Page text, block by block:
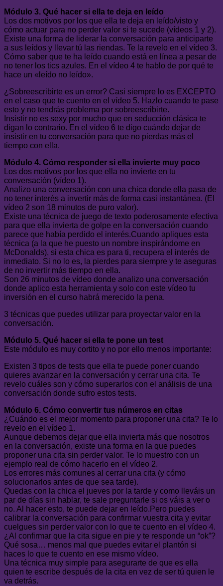
Módulo 3. Qué hacer si ella te deja en leído
Los dos motivos por los que ella te deja en leído/visto y
cómo actuar para no perder valor si te sucede (vídeos 1 y 2).
Existe una forma de liderar la conversación para anticiparte
a sus leídos y llevar tú las riendas. Te la revelo en el vídeo 3.
Cómo saber que te ha leído cuando está en línea a pesar de
no tener los tics azules. En el vídeo 4 te hablo de por qué te
hace un «leído no leído».
¿Sobreescribirte es un error? Casi siempre lo es EXCEPTO
en el caso que te cuento en el vídeo 5. Hazlo cuando te pase
esto y no tendrás problema por sobreescribirte.
Insistir no es sexy por mucho que en seducción clásica te
digan lo contrario. En el vídeo 6 te digo cuándo dejar de
insistir en tu conversación para que no pierdas más el
tiempo con ella.
Módulo 4. Cómo responder si ella invierte muy poco
Los dos motivos por los que ella no invierte en tu
conversación (vídeo 1).
Analizo una conversación con una chica donde ella pasa de
no tener interés a invertir más de forma casi instantánea. (El
vídeo 2 son 18 minutos de puro valor).
Existe una técnica de juego de texto poderosamente efectiva
para que ella invierta de golpe en la conversación cuando
parece que había perdido el interés.Cuando apliques esta
técnica (a la que he puesto un nombre inspirándome en
McDonalds), si esta chica es para ti, recupera el interés de
inmediato. Si no lo es, la pierdes para siempre y te aseguras
de no invertir más tiempo en ella.
Son 26 minutos de vídeo donde analizo una conversación
donde aplico esta herramienta y solo con este vídeo tu
inversión en el curso habrá merecido la pena.
3 técnicas que puedes utilizar para proyectar valor en la
conversación.
Módulo 5. Qué hacer si ella te pone un test
Este módulo es muy cortito y no por ello menos importante:
Existen 3 tipos de tests que ella te puede poner cuando
quieres avanzar en la conversación y cerrar una cita. Te
revelo cuáles son y cómo superarlos con el análisis de una
conversación donde sufro estos tests.
Módulo 6. Cómo convertir tus números en citas
¿Cuándo es el mejor momento para proponer una cita? Te lo
revelo en el vídeo 1.
Aunque debemos dejar que ella invierta más que nosotros
en la conversación, existe una forma en la que puedes
proponer una cita sin perder valor. Te lo muestro con un
ejemplo real de cómo hacerlo en el vídeo 2.
Los errores más comunes al cerrar una cita (y cómo
solucionarlos antes de que sea tarde).
Quedas con la chica el jueves por la tarde y como lleváis un
par de días sin hablar, te sale preguntarle si os váis a ver o
no. Al hacer esto, te puede dejar en leído.Pero puedes
calibrar la conversación para confirmar vuestra cita y evitar
cuelgues sin perder valor con lo que te cuento en el vídeo 4.
¿Al confirmar que la cita sigue en pie y te responde un “ok”?
Qué sosa… menos mal que puedes evitar el plantón si
haces lo que te cuento en ese mismo vídeo.
Una técnica muy simple para asegurarte de que es ella
quien te escribe después de la cita en vez de ser tú quien le
va detrás.